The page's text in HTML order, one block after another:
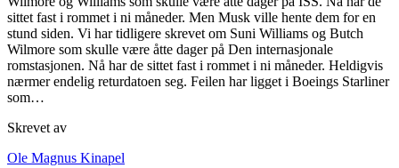
sittet fast i rommet i ni måneder. Men Musk ville hente dem for en
stund siden. Vi har tidligere skrevet om Suni Williams og Butch
Wilmore som skulle være åtte dager på Den internasjonale
romstasjonen. Nå har de sittet fast i rommet i ni måneder. Heldigvis
nærmer endelig returdatoen seg. Feilen har ligget i Boeings Starliner
som…
Skrevet av
Ole Magnus Kinapel